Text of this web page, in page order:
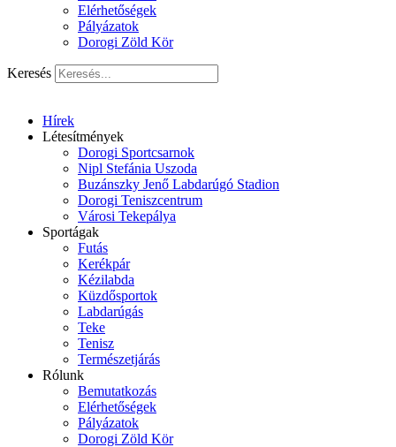
Elérhetőségek
Pályázatok
Dorogi Zöld Kör
Keresés
Hírek
Létesítmények
Dorogi Sportcsarnok
Nipl Stefánia Uszoda
Buzánszky Jenő Labdarúgó Stadion
Dorogi Teniszcentrum
Városi Tekepálya
Sportágak
Futás
Kerékpár
Kézilabda
Küzdősportok
Labdarúgás
Teke
Tenisz
Természetjárás
Rólunk
Bemutatkozás
Elérhetőségek
Pályázatok
Dorogi Zöld Kör